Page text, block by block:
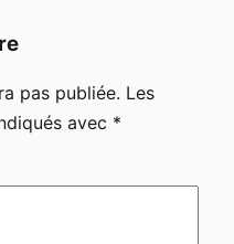
pas publiée. Les
avec *